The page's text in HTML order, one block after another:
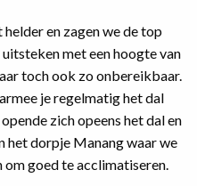
en zagen we de top
met een hoogte van
toch ook zo onbereikbaar.
je regelmatig het dal
zich opeens het dal en
het dorpje Manang waar we
goed te acclimatiseren.